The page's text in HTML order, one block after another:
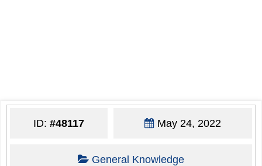
ID: #48117 May 24, 2022
General Knowledge